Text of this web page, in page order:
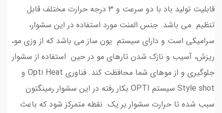
قابلیت تولید باد با دو سرعت و 3 درجه حرارت مختلف قابل
تنظیم می باشد. جنس المنت مورد استفاده در این سشوار،
سرامیکی است و دارای سیستم یون ساز می باشد که از وزی مو،
ریزش، آسیب و نازک شدن تارهای مو در حین استفاده از سشوار
جلوگیری و از موهای شما محافظت کند. فناوری Opti Heat و
Style shot سیستم OPTI بکار رفته در این سشوار رمینگتون
سبب شده تا حرارت سشوار بر یک نقطه متمرکز شود که باعث